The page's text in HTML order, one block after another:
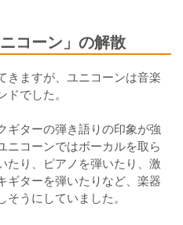
コーン」の解散
きますが、ユニコーンは音楽
ドでした。
ギターの弾き語りの印象が強
ニコーンではボーカルを取ら
たり、ピアノを弾いたり、激
ギターを弾いたりなど、楽器
うにしていました。